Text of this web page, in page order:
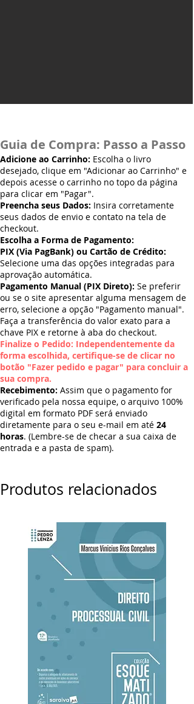
Guia de Compra: Passo a Passo
Adicione ao Carrinho: Escolha o livro
desejado, clique em "Adicionar ao Carrinho" e
depois acesse o carrinho no topo da página
para clicar em "Pagar".
Preencha seus Dados: Insira corretamente
seus dados de envio e contato na tela de
checkout.
Escolha a Forma de Pagamento:
PIX (Via PagBank) ou Cartão de Crédito:
Selecione uma das opções integradas para
aprovação automática.
Pagamento Manual (PIX Direto): Se preferir
ou se o site apresentar alguma mensagem de
erro, selecione a opção "Pagamento manual".
Faça a transferência do valor exato para a
chave PIX e retorne à aba do checkout.
Finalize o Pedido: Independentemente da
forma escolhida, certifique-se de clicar no
botão "Fazer pedido e pagar" para concluir a
sua compra.
Recebimento: Assim que o pagamento for
verificado pela nossa equipe, o arquivo 100%
digital em formato PDF será enviado
diretamente para o seu e-mail em até 24
horas. (Lembre-se de checar a sua caixa de
entrada e a pasta de spam).
Produtos relacionados